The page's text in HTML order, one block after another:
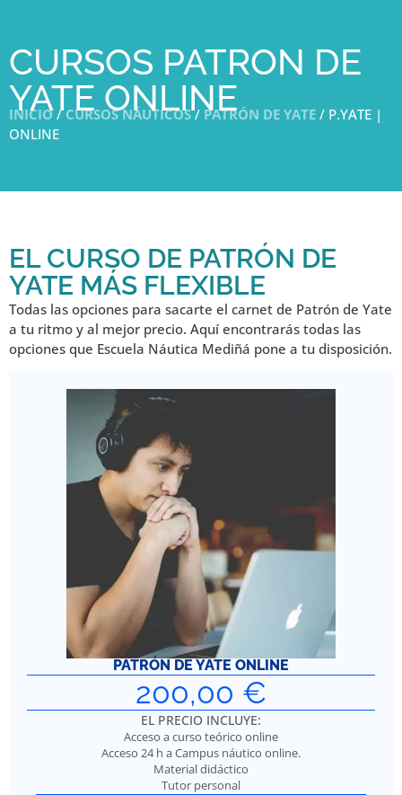
CURSOS PATRON DE
YATE ONLINE
INICIO/CURSOS NÁUTICOS/ PATRÓN DE YATE / P.YATE |
ONLINE
EL CURSO DE PATRÓN DE
YATE MÁS FLEXIBLE
Todas las opciones para sacarte el carnet de Patrón de Yate
a tu ritmo y al mejor precio. Aquí encontrarás todas las
opciones que Escuela Náutica Mediñá pone a tu disposición.
PATRÓN DE YATE ONLINE
200,00 €
EL PRECIO INCLUYE:
Acceso a curso teórico online
Acceso 24 h a Campus náutico online.
Material didáctico
Tutor personal